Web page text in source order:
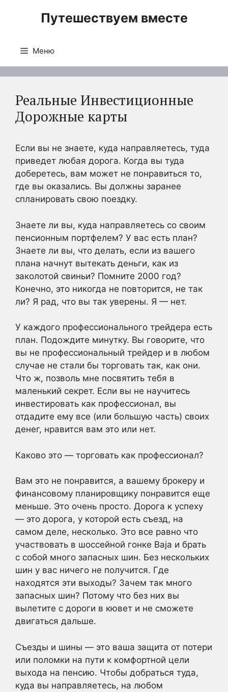
Путешествуем вместе
Меню
Реальные Инвестиционные
Дорожные карты
Если вы не знаете, куда направляетесь, туда
приведет любая дорога. Когда вы туда
доберетесь, вам может не понравиться то,
где вы оказались. Вы должны заранее
спланировать свою поездку.
Знаете ли вы, куда направляетесь со своим
пенсионным портфелем? У вас есть план?
Знаете ли вы, что делать, если из вашего
плана начнут вытекать деньги, как из
заколотой свиньи? Помните 2000 год?
Конечно, это никогда не повторится, не так
ли? Я рад, что вы так уверены. Я — нет.
У каждого профессионального трейдера есть
план. Подождите минутку. Вы говорите, что
вы не профессиональный трейдер и в любом
случае не стали бы торговать так, как они.
Что ж, позволь мне посвятить тебя в
маленький секрет. Если вы не научитесь
инвестировать как профессионал, вы
отдадите ему все (или большую часть) своих
денег, нравится вам это или нет.
Каково это — торговать как профессионал?
Вам это не понравится, а вашему брокеру и
финансовому планировщику понравится еще
меньше. Это очень просто. Дорога к успеху
— это дорога, у которой есть съезд, на
самом деле, несколько. Это все равно что
участвовать в шоссейной гонке Baja и брать
с собой много запасных шин. Без нескольких
шин у вас ничего не получится. Где
находятся эти выходы? Зачем так много
запасных шин? Потому что без них вы
вылетите с дороги в кювет и не сможете
двигаться дальше.
Съезды и шины — это ваша защита от потери
или поломки на пути к комфортной цели
выхода на пенсию. Чтобы добраться туда,
куда вы направляетесь, на любом